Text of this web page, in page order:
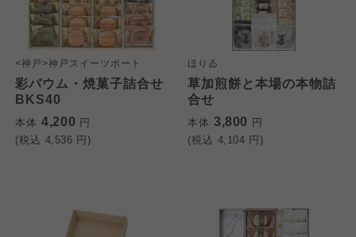
<神戸>神戸スイーツポート
彩バウム・焼菓子詰合せ
BKS40
本体 4,200 円
(税込 4,536 円)
ほりゐ
草加煎餅と本場の本物詰
合せ
本体 3,800 円
(税込 4,104 円)